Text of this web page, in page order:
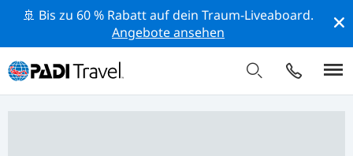
🚢 Bis zu 60 % Rabatt auf dein Traum-Liveaboard.
Angebote ansehen